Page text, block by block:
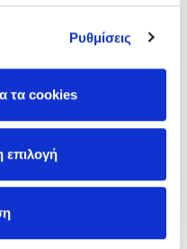
Ρυθμίσεις
τα cookies
επιλογή